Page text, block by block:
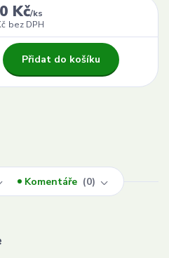
Kč/ks
bez DPH
Přidat do košíku
Komentáře 0